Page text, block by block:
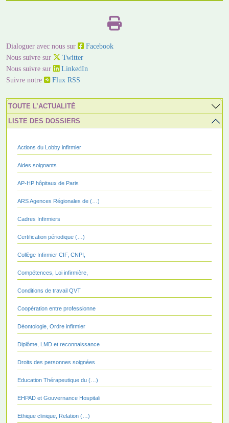
Dialoguer avec nous sur
Facebook
Nous suivre sur
Twitter
Nous suivre sur
LinkedIn
Suivre notre
Flux RSS
TOUTE L’ACTUALITÉ
LISTE DES DOSSIERS
Actions du Lobby infirmier
Aides soignants
AP-HP hôpitaux de Paris
ARS Agences Régionales de (…)
Cadres Infirmiers
Certification périodique (…)
Collège Infirmier CIF, CNPI,
Compétences, Loi infirmière,
Conditions de travail QVT
Coopération entre professionne
Déontologie, Ordre infirmier
Diplôme, LMD et reconnaissance
Droits des personnes soignées
Education Thérapeutique du (…)
EHPAD et Gouvernance Hospitali
Ethique clinique, Relation (…)